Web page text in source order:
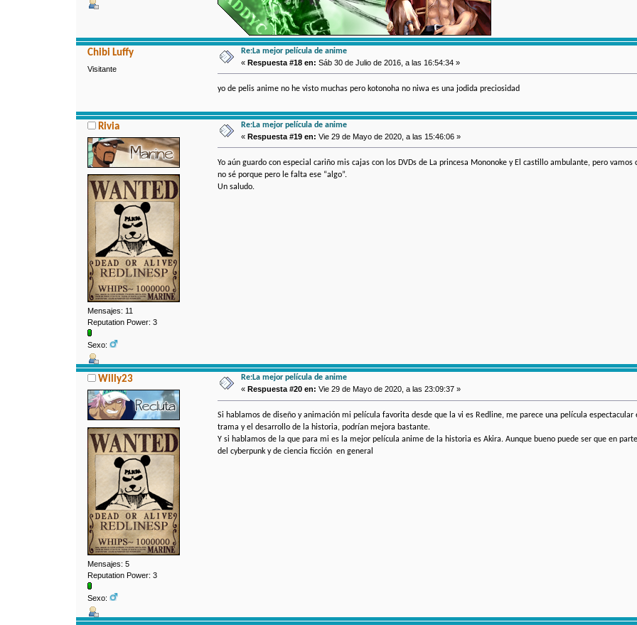
Chibi Luffy
Visitante
Re:La mejor película de anime
« Respuesta #18 en: Sáb 30 de Julio de 2016, a las 16:54:34 »
yo de pelis anime no he visto muchas pero kotonoha no niwa es una jodida preciosidad
Rivia
Mensajes: 11
Reputation Power: 3
Sexo:
Re:La mejor película de anime
« Respuesta #19 en: Vie 29 de Mayo de 2020, a las 15:46:06 »
Yo aún guardo con especial cariño mis cajas con los DVDs de La princesa Mononoke y El castillo ambulante, pero
no sé porque pero le falta ese “algo”.
Un saludo.
Willy23
Mensajes: 5
Reputation Power: 3
Sexo:
Re:La mejor película de anime
« Respuesta #20 en: Vie 29 de Mayo de 2020, a las 23:09:37 »
Si hablamos de diseño y animación mi película favorita desde que la vi es Redline, me parece una película
trama y el desarrollo de la historia, podrían mejora bastante.
Y si hablamos de la que para mi es la mejor película anime de la historia es Akira. Aunque bueno puede ser que en
del cyberpunk y de ciencia ficción en general